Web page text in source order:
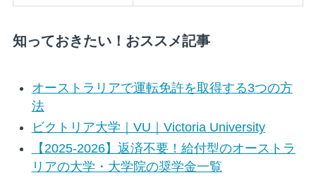
知っておきたい！おススメ記事
オーストラリアで運転免許を取得する3つの方
法
ビクトリア大学｜VU｜Victoria University
【2025-2026】返済不要！給付型のオーストラ
リアの大学・大学院の奨学金一覧